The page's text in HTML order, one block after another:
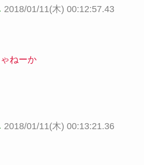
2018/01/11(木) 00:12:57.43
ねーか
2018/01/11(木) 00:13:21.36